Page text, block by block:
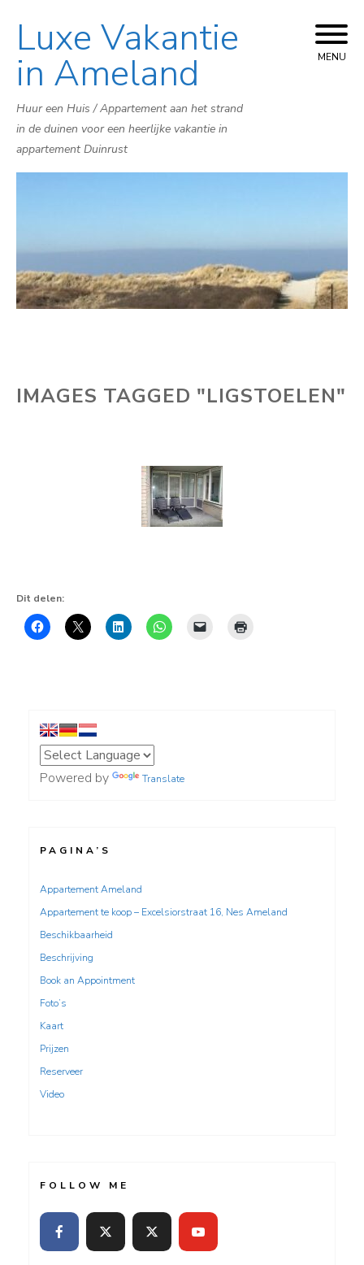
Skip
to
content
Luxe Vakantie
in Ameland
Huur een Huis / Appartement aan het strand
in de duinen voor een heerlijke vakantie in
appartement Duinrust
MENU
IMAGES TAGGED "LIGSTOELEN"
Dit delen:
Powered by Translate
PAGINA’S
Appartement Ameland
Appartement te koop – Excelsiorstraat 16, Nes Ameland
Beschikbaarheid
Beschrijving
Book an Appointment
Foto’s
Kaart
Prijzen
Reserveer
Video
FOLLOW ME